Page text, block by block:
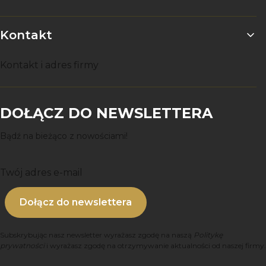
Kontakt
Kontakt i adres firmy
DOŁĄCZ DO NEWSLETTERA
Bądź na bieżąco z nowościami!
Twój adres e-mail
Dołącz do newslettera
Subskrybując nasz newsletter wyrażasz zgodę na naszą Politykę
prywatności
i wyrażasz zgodę na otrzymywanie aktualności od naszej firmy.